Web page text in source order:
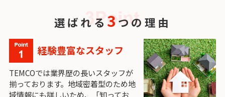
選ばれる 3 つの理由
経験豊富なスタッフ
TEMCOでは業界歴の長いスタッフが
揃っております。地域密着型のため地
域情報にも詳しいため、「知ってお